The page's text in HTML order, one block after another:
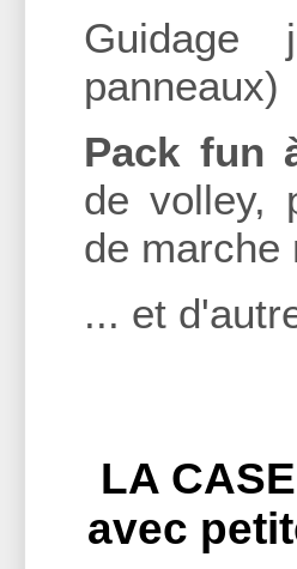
Guidage
panneaux)
Pack fun
de volley,
de marche
... et
LA
avec